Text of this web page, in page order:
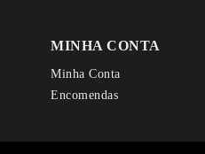
MINHA CONTA
Minha Conta
Encomendas